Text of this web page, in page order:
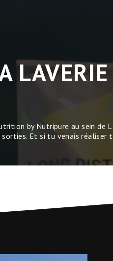
by Nutripure au sein de
Et si tu venais réaliser